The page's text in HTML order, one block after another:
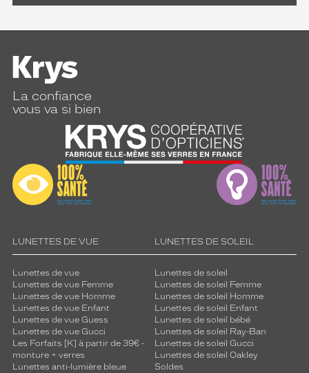
La confiance
vous va si bien
LUNETTES DE VUE
Lunettes de vue
Lunettes de vue Femme
Lunettes de vue Homme
Lunettes de vue Enfant
Lunettes de vue Guess
Lunettes de vue Gucci
Les Forfaits [K] à partir de 39€ -
monture + verres
Lunettes anti-lumière bleue
LUNETTES DE SOLEIL
Lunettes de soleil
Lunettes de soleil Femme
Lunettes de soleil Homme
Lunettes de soleil Enfant
Lunettes de soleil bébé
Lunettes de soleil Ray-Ban
Lunettes de soleil Gucci
Lunettes de soleil Oakley
Soldes